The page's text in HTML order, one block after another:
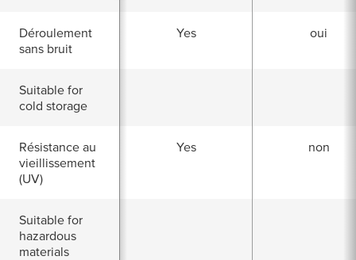
Déroulement
sans bruit
Yes oui
Suitable for
cold storage
Résistance au
vieillissement
(UV)
Yes non
Suitable for
hazardous
materials